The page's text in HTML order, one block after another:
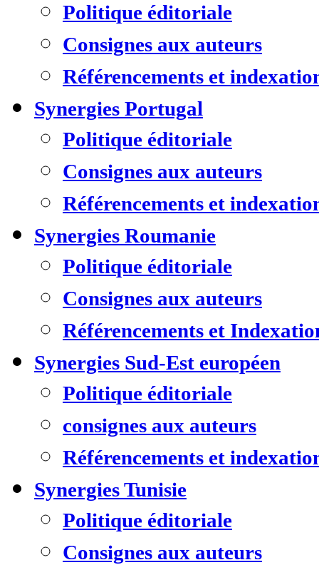
Politique éditoriale
Consignes aux auteurs
Référencements et
Synergies Portugal
Politique éditoriale
Consignes aux auteurs
Référencements et
Synergies Roumanie
Politique éditoriale
Consignes aux auteurs
Référencements et
Synergies Sud-Est européen
Politique éditoriale
consignes aux auteurs
Référencements et
Synergies Tunisie
Politique éditoriale
Consignes aux auteurs